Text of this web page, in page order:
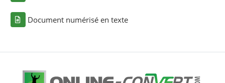
Document numérisé en texte